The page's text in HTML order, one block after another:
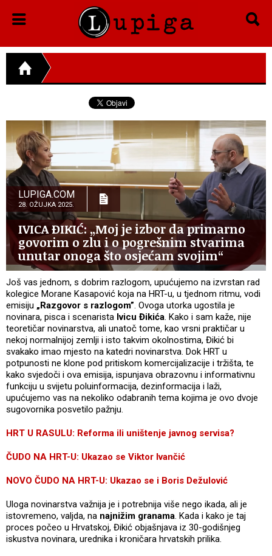
LUPIGA.COM
28. OŽUJKA 2025.
IVICA ĐIKIĆ: „Moj je izbor da primarno
govorim o zlu i o pogrešnim stvarima
unutar onoga što osjećam svojim“
Još vas jednom, s dobrim razlogom, upućujemo na izvrstan rad
kolegice Morane Kasapović koja na HRT-u, u tjednom ritmu, vodi
emisiju „Razgovor s razlogom”. Ovoga utorka ugostila je
novinara, pisca i scenarista Ivicu Đikića. Kako i sam kaže, nije
teoretičar novinarstva, ali unatoč tome, kao vrsni praktičar u
nekoj normalnijoj zemlji i isto takvim okolnostima, Đikić bi
svakako imao mjesto na katedri novinarstva. Dok HRT u
potpunosti ne klone pod pritiskom komercijalizacije i tržišta, te
kako svjedoči i ova emisija, ispunjava obrazovnu i informativnu
funkciju u svijetu poluinformacija, dezinformacija i laži,
upućujemo vas na nekoliko odabranih tema kojima je ovo dvoje
sugovornika posvetilo pažnju.
HRT U RASULU: Reforma ili uništenje javnog servisa?
ČUDO NA HRT-U: Ukazao se Viktor Ivančić
NOVO ČUDO NA HRT-U: Ukazao se i Boris Dežulović
Uloga novinarstva važnija je i potrebnija više nego ikada, ali je
istovremeno, valjda, na najnižim granama. Kada i kako je taj
proces počeo u Hrvatskoj, Đikić objašnjava iz 30-godišnjeg
iskustva novinara, urednika i kroničara hrvatskih prilika.